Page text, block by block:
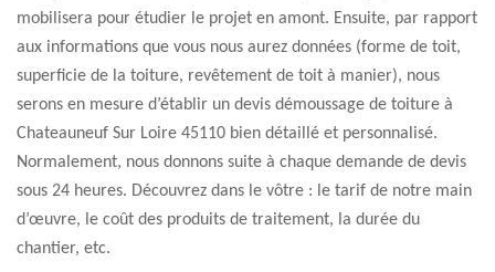
mobilisera pour étudier le projet en amont. Ensuite, par rapport
aux informations que vous nous aurez données (forme de toit,
superficie de la toiture, revêtement de toit à manier), nous
serons en mesure d’établir un devis démoussage de toiture à
Chateauneuf Sur Loire 45110 bien détaillé et personnalisé.
Normalement, nous donnons suite à chaque demande de devis
sous 24 heures. Découvrez dans le vôtre : le tarif de notre main
d’œuvre, le coût des produits de traitement, la durée du
chantier, etc.